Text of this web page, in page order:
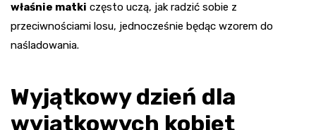
właśnie matki często uczą, jak radzić sobie z
przeciwnościami losu, jednocześnie będąc wzorem do
naśladowania.
Wyjątkowy dzień dla
wyjątkowych kobiet